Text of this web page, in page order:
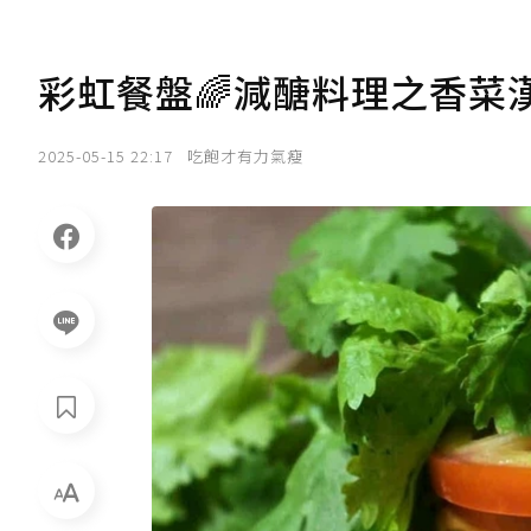
彩虹餐盤🌈減醣料理之香菜
2025-05-15 22:17 吃飽才有力氣瘦